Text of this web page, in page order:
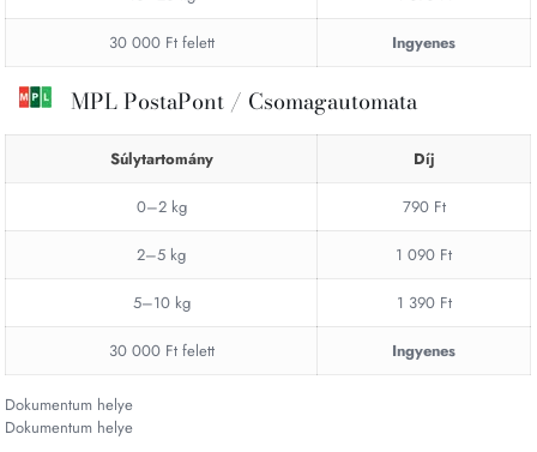
30 000 Ft felett Ingyenes
MPL PostaPont / Csomagautomata
Súlytartomány Díj
0–2 kg 790 Ft
2–5 kg 1 090 Ft
5–10 kg 1 390 Ft
30 000 Ft felett Ingyenes
Dokumentum helye
Dokumentum helye